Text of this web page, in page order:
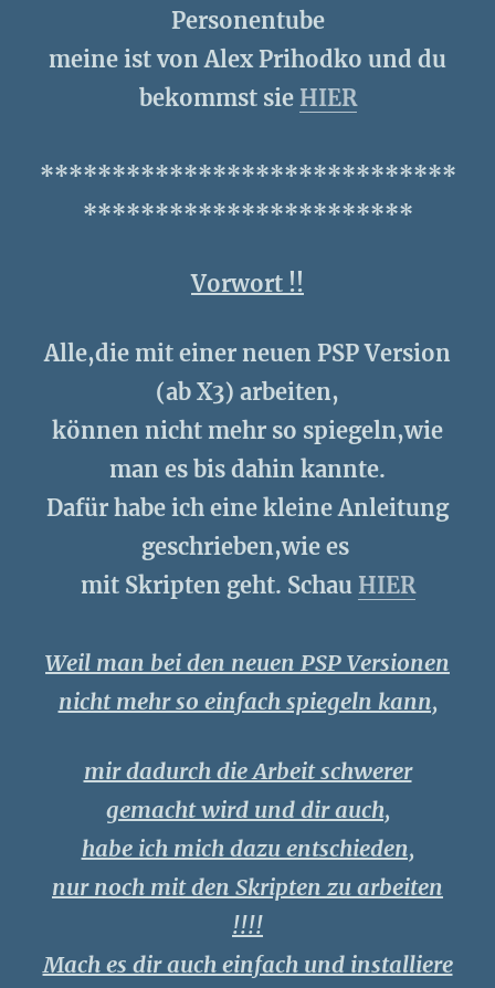
Personentube
meine ist von Alex Prihodko und du
bekommst sie HIER
*****************************
***********************
Vorwort !!
Alle,die mit einer neuen PSP Version
(ab X3) arbeiten,
können nicht mehr so spiegeln,wie
man es bis dahin kannte.
Dafür habe ich eine kleine Anleitung
geschrieben,wie es
mit Skripten geht. Schau HIER
Weil man bei den neuen PSP Versionen
nicht mehr so einfach spiegeln kann,
mir dadurch die Arbeit schwerer
gemacht wird und dir auch,
habe ich mich dazu entschieden,
nur noch mit den Skripten zu arbeiten
!!!!
Mach es dir auch einfach und installiere